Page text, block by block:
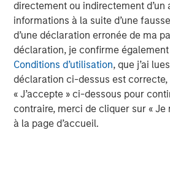
directement ou indirectement d’un
informations à la suite d’une
d’une déclaration erronée de ma
déclaration, je confirme
Conditions d’utilisation, que j’ai
déclaration ci-dessus est
« J’accepte » ci-dessous pour
contraire, merci de cliquer sur « Je
à la page d’accueil.
Morgan Stanley (NYSE: MS) is a
services firm providing a wide
banking, securities, wealth
management services. With offices
Firm’s employees serve clients
corporations, governments,
For further information about
visit
www.morganstanley.com